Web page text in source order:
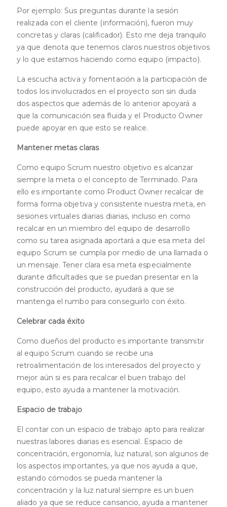
Por ejemplo: Sus preguntas durante la sesión
realizada con el cliente (información), fueron muy
concretas y claras (calificador). Esto me deja tranquilo
ya que denota que tenemos claros nuestros objetivos
y lo que estamos haciendo como equipo (impacto).
La escucha activa y fomentación a la participación de
todos los involucrados en el proyecto son sin duda
dos aspectos que además de lo anterior apoyará a
que la comunicación sea fluida y el Producto Owner
puede apoyar en que esto se realice.
Mantener metas claras
Como equipo Scrum nuestro objetivo es alcanzar
siempre la meta o el concepto de Terminado. Para
ello es importante como Product Owner recalcar de
forma forma objetiva y consistente nuestra meta, en
sesiones virtuales diarias diarias, incluso en como
recalcar en un miembro del equipo de desarrollo
como su tarea asignada aportará a que esa meta del
equipo Scrum se cumpla por medio de una llamada o
un mensaje. Tener clara esa meta especialmente
durante dificultades que se puedan presentar en la
construcción del producto, ayudará a que se
mantenga el rumbo para conseguirlo con éxito.
Celebrar cada éxito
Como dueños del producto es importante transmitir
al equipo Scrum cuando se recibe una
retroalimentación de los interesados del proyecto y
mejor aún si es para recalcar el buen trabajo del
equipo, esto ayuda a mantener la motivación.
Espacio de trabajo
El contar con un espacio de trabajo apto para realizar
nuestras labores diarias es esencial. Espacio de
concentración, ergonomía, luz natural, son algunos de
los aspectos importantes, ya que nos ayuda a que,
estando cómodos se pueda mantener la
concentración y la luz natural siempre es un buen
aliado ya que se reduce cansancio, ayuda a mantener